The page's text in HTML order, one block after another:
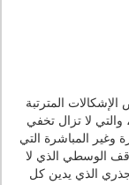
المترتبة
والتي لا تزال تخفي
وغير المباشرة التي
الوسطي الذي لا
الذي يدين كل